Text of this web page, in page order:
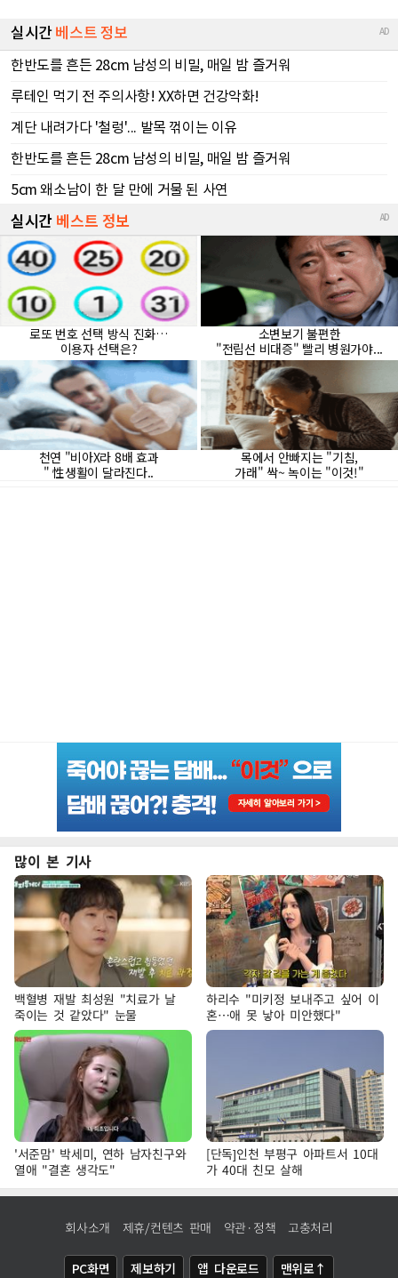
많이 본 기사
백혈병 재발 최성원 "치료가 날
죽이는 것 같았다" 눈물
하리수 "미키정 보내주고 싶어 이
혼…애 못 낳아 미안했다"
'서준맘' 박세미, 연하 남자친구와
열애 "결혼 생각도"
[단독]인천 부평구 아파트서 10대
가 40대 친모 살해
회사소개 제휴/컨텐츠 판매 약관·정책 고충처리
PC화면 제보하기 앱 다운로드 맨위로↑